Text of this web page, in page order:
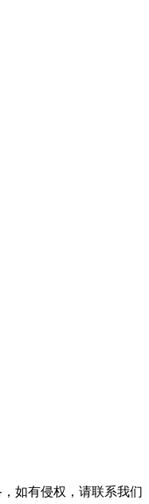
如有侵权，请联系我们